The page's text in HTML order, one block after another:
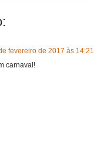
fevereiro de 2017 às 14:21
carnaval!